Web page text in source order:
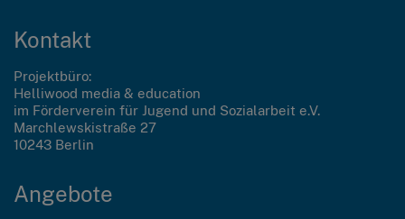
Kontakt
Projektbüro:
Helliwood media & education
im Förderverein für Jugend und Sozialarbeit e.V.
Marchlewskistraße 27
10243 Berlin
Angebote